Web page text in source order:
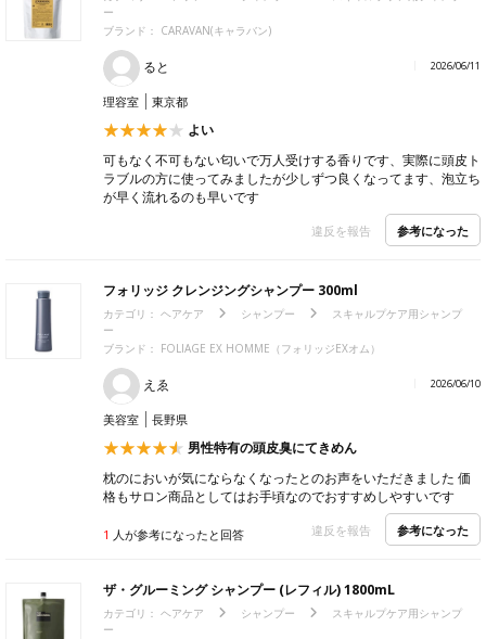
ー
ブランド： CARAVAN(キャラバン)
ると 2026/06/11
理容室 東京都
よい
可もなく不可もない匂いで万人受けする香りです、実際に頭皮ト
ラブルの方に使ってみましたが少しずつ良くなってます、泡立ち
が早く流れるのも早いです
違反を報告 参考になった
フォリッジ クレンジングシャンプー 300ml
カテゴリ： ヘアケア シャンプー
スキャルプケア用シャンプ
ー
ブランド： FOLIAGE EX HOMME（フォリッジEXオム）
えゑ 2026/06/10
美容室 長野県
男性特有の頭皮臭にてきめん
枕のにおいが気にならなくなったとのお声をいただきました 価
格もサロン商品としてはお手頃なのでおすすめしやすいです
1 人が参考になったと回答 違反を報告 参考になった
ザ・グルーミング シャンプー (レフィル) 1800mL
カテゴリ： ヘアケア シャンプー
スキャルプケア用シャンプ
ー